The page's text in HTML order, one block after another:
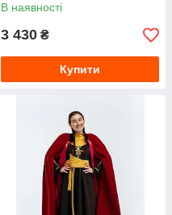
В наявності
3 430 ₴
Купити